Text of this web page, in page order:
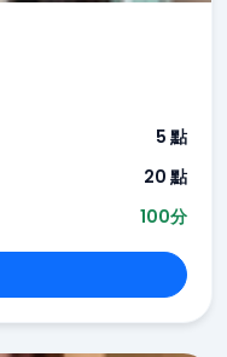
5 點
20 點
100分